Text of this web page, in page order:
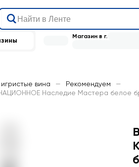
Магазин в г.
вина — Рекомендуем
—
Наследие Мастера белое